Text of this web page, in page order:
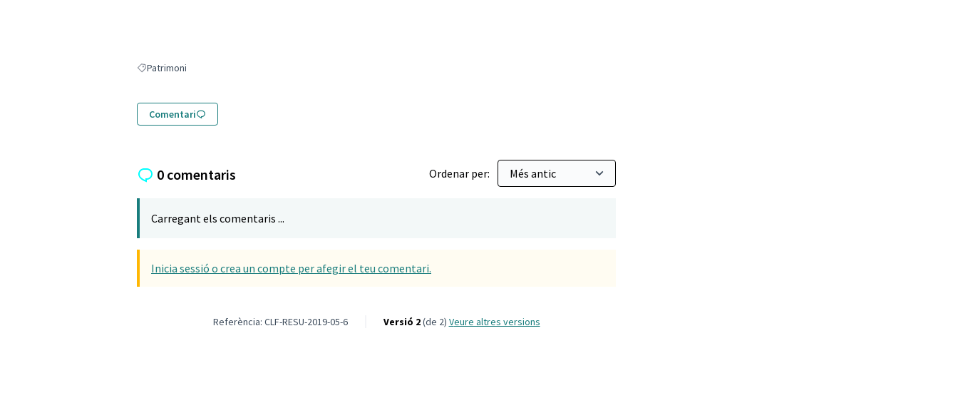
Resultats en filtrar per: Patrimoni
Patrimoni
Comentari
0 comentaris Ordenar per:
Carregant els comentaris ...
Inicia sessió o crea un compte per afegir el teu comentari.
Referència: CLF-RESU-2019-05-6 Versió 2(de 2) veure altres versions